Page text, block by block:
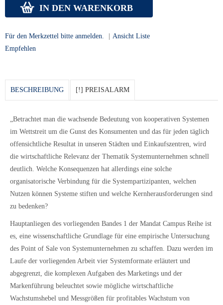
IN DEN WARENKORB
Für den Merkzettel bitte anmelden.
Ansicht Liste
Empfehlen
BESCHREIBUNG [!] PREISALARM
„Betrachtet man die wachsende Bedeutung von kooperativen Systemen
im Wettstreit um die Gunst des Konsumenten und das für jeden täglich
offensichtliche Resultat in unseren Städten und Einkaufszentren, wird
die wirtschaftliche Relevanz der Thematik Systemunternehmen schnell
deutlich. Welche Konsequenzen hat allerdings eine solche
organisatorische Verbindung für die Systempartizipanten, welchen
Nutzen können Systeme stiften und welche Kernherausforderungen sind
zu bedenken?
Hauptanliegen des vorliegenden Bandes 1 der Mandat Campus Reihe ist
es, eine wissenschaftliche Grundlage für eine empirische Untersuchung
des Point of Sale von Systemunternehmen zu schaffen. Dazu werden im
Laufe der vorliegenden Arbeit vier Systemformate erläutert und
abgegrenzt, die komplexen Aufgaben des Marketings und der
Markenführung beleuchtet sowie mögliche wirtschaftliche
Wachstumshebel und Messgrößen für profitables Wachstum von